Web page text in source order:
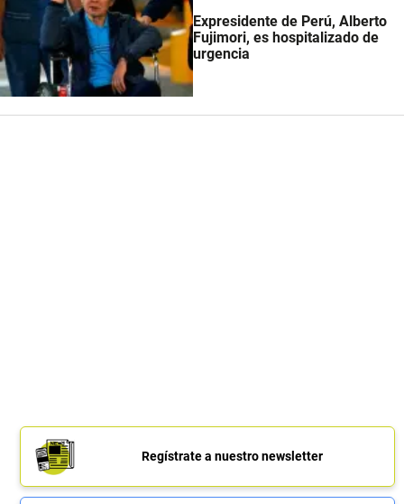
Expresidente de Perú, Alberto
Fujimori, es hospitalizado de
urgencia
Regístrate a nuestro newsletter